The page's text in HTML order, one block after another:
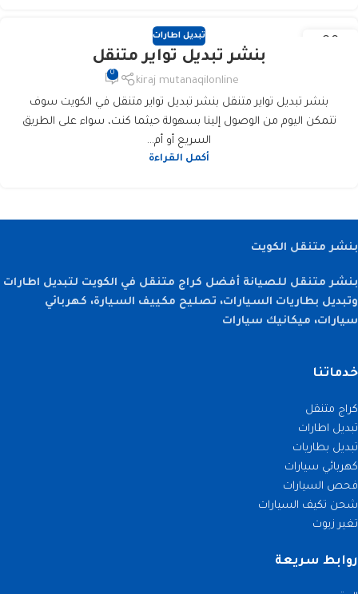
تبديل اطارات
بنشر تبديل تواير متنقل
kiraj mutanaqilonline
0
بنشر تبديل تواير متنقل بنشر تبديل تواير متنقل في الكويت سوف
تتمكن اليوم من الوصول إلينا بسهولة حيثما كنت، سواء على الطريق
السريع أو أم...
أكمل القراءة
بنشر متنقل الكويت
بنشر متنقل للصيانة أفضل كراج متنقل في الكويت لتبديل اطارات
وتبديل بطاريات السيارات، تصليح مكييف السيارة، كهربائي
سيارات، ميكانيك سيارات
خدماتنا
كراج متنقل
تبديل اطارات
تبديل بطاريات
كهربائي سيارات
فحص السيارات
شحن تكيف السيارات
تغير زيوت
روابط سريعة